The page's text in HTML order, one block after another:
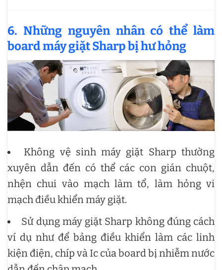
6. Những nguyên nhân có thể làm
board máy giặt Sharp bị hư hỏng
Không vệ sinh máy giặt Sharp thường
xuyên dẫn đến có thể các con gián chuột,
nhện chui vào mạch làm tổ, làm hỏng vi
mạch điều khiển máy giặt.
Sử dụng máy giặt Sharp không đúng cách
ví dụ như để bảng điều khiển làm các linh
kiện điện, chíp và Ic của board bị nhiễm nước